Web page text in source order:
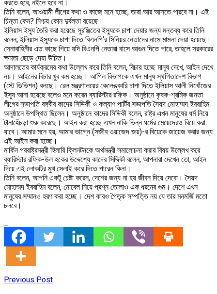
করতে হবে, নইলে হবে না।
তিনি বলেন, আওয়ামী লীগের কথা ও কাজে মনে হচ্ছে, তারা আর আসতে পারবে না। এই
চিন্তা কেন? নিশ্চয় কোন দুর্বলতা রয়েছে।
ইলিয়াস ইস্যু তৈরি করা হয়েছে সুরঞ্জিতের ইস্যুকে চাপা দেয়ার জন্য মন্তব্য করে তিনি
বলেন, ইলিয়াস ইস্যুকে চাপা দিতে বিএনপি’র সিনিয়র নেতাদের নামে মামলা দেয়া হয়েছে।
সেনাবাহিনীর এত কাছে গিয়ে যদি বিএনপি নেতারা বাসে আগুন দিতে পারে, তাহলে সরকারের
ক্ষমতা ছেড়ে দেয়া উচিত।
আদালতের কার্যক্রমের কথা উল্লেখ করে তিনি বলেন, বিচার হচ্ছে মানুষ দেখে, আইন দেখে
নয়। আইনের বিচার খুব কম হচ্ছে। আপিল বিভাগকে এখন মানুষ স্থগিতাদেশ বিভাগ
(স্টে ডিভিশন) বলছে। রেল মন্ত্রণালয়ের কেলেঙ্কারি চাপা দিতে ইলিয়াস আলী নিখোঁজের
ইস্যু আনা হয়েছে বলেও মনে করেন ব্যারিস্টার রফিক। অনুষ্ঠানে কৃষক-শ্রমিক জনতা
লীগের সভাপতি বঙ্গবীর কাদের সিদ্দিকী ও কল্যাণ পার্টির সভাপতি সৈয়দ মোহাম্মদ ইবরাহিম
অনুষ্ঠানে উপস্থিত ছিলেন। অনুষ্ঠানে কাদের সিদ্দিকী বলেন, রাষ্ট্র এখন মানুষের ধর্ম নিয়ে
টানাহেঁচড়া শুরু করেছে। আইন করা হচ্ছে এখন নাকি ভিন্ন ধর্মের মেয়েদেরও বিয়ে করা
যাবে। আমার মনে হয়, আমার ভাগ্নে (সজীব ওয়াজেদ জয়)-র বিয়েকে জায়েজ করার জন্য
এই আইন করা হচ্ছে।
মার্কিন পররাষ্ট্রমন্ত্রী হিলারি ক্লিনটনকে অর্থমন্ত্রী সমালোচনা করার বিষয় উল্লেখ করে
ব্যারিস্টার রফিক-উল হকের উদ্দেশ্যে কাদের সিদ্দিকী বলেন, আপনারা দেখেন তো, আইন
দিয়ে এই লোকটির মুখ সেলাই করে দিতে পারেন কিনা।
তিনি বলেন, আপনি একটু চেষ্টা করেন, দেশের জন্য না হয় জীবন দিয়ে দেবো। সৈয়দ
মোহাম্মদ ইবরাহিম বলেন, নোবেল নিয়ে প্রশ্ন তোলাও এক ধরনের গুম। দেশে এখন
মানুষের সম্মানও হরণ করা হচ্ছে। দেশ কারও পৈতৃক সম্পত্তি নয় যে তার মনমর্জি মতো
চলবে।
Previous Post